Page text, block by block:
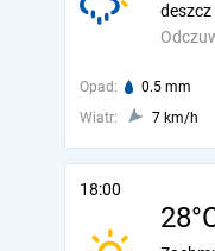
deszcz
Opad: 0.5 mm
Wiatr:
7 km/h
18:00